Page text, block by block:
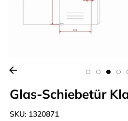
Glas-Schiebetür
SKU: 1320871